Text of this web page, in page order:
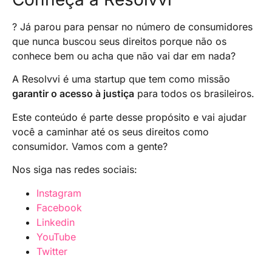
4. Aguarde o prazo de 5 dias úteis para ter o
nome limpo
parcelamentos que facilitam o pagamento.
reflete seu histórico financeiro. Assim,
mantenha pagamentos em dia para aumentar
seu Score.
? Já parou para pensar no número de consumidores
que nunca buscou seus direitos porque não os
conhece bem ou acha que não vai dar em nada?
A Resolvvi é uma startup que tem como missão
garantir o acesso à justiça para todos os brasileiros.
Este conteúdo é parte desse propósito e vai ajudar
você a caminhar até os seus direitos como
consumidor. Vamos com a gente?
Nos siga nas redes sociais:
Instagram
Facebook
Linkedin
YouTube
Twitter